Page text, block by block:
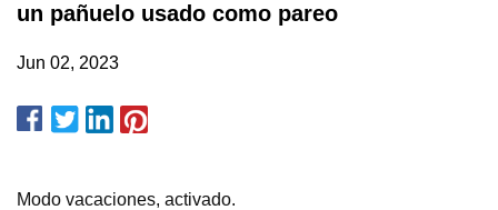
un pañuelo usado como pareo
Jun 02, 2023
Modo vacaciones, activado.